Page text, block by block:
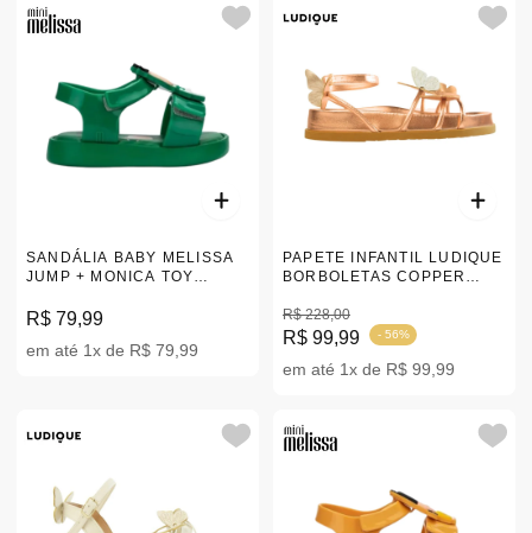
SANDÁLIA BABY MELISSA
JUMP + MONICA TOY
R$ 79,99
em até 1x de R$ 79,99
PAPETE INFANTIL LUDIQUE
BORBOLETAS COPPER
R$ 228,00
R$ 99,99 - 56%
em até 1x de R$ 99,99